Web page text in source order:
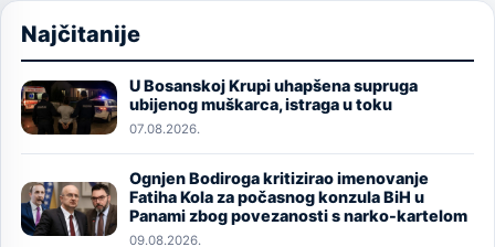
Najčitanije
Image
U Bosanskoj Krupi uhapšena supruga
ubijenog muškarca, istraga u toku
07.08.2026.
Image
Ognjen Bodiroga kritizirao imenovanje
Fatiha Kola za počasnog konzula BiH u
Panami zbog povezanosti s narko-kartelom
09.08.2026.